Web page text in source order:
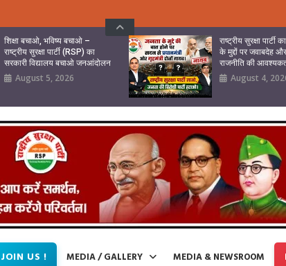
शिक्षा बचाओ, भविष्य बचाओ –
राष्ट्रीय सुरक्षा पार्टी (RSP) का
सरकारी विद्यालय बचाओ जनआंदोलन
August 5, 2026
राष्ट्रीय सुरक्षा
के मुद्दों पर जवाबदेह
राजनीति की
August 4,
JOIN US ! MEDIA / GALLERY MEDIA & NEWSROOM